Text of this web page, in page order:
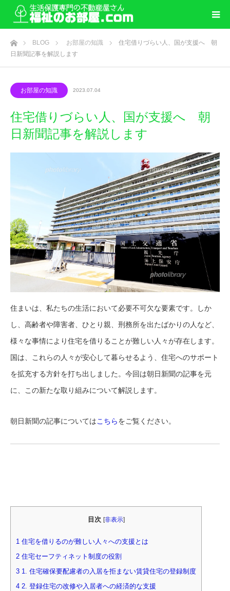
ホームBLOG お部屋の知識
住宅借りづらい人、国が支援へ 朝
日新聞記事を解説します
お部屋の知識 2023.07.04
住宅借りづらい人、国が支援へ 朝
日新聞記事を解説します
住まいは、私たちの生活において必要不可欠な要素です。しか
し、高齢者や障害者、ひとり親、刑務所を出たばかりの人など、
様々な事情により住宅を借りることが難しい人々が存在します。
国は、これらの人々が安心して暮らせるよう、住宅へのサポート
を拡充する方針を打ち出しました。今回は朝日新聞の記事を元
に、この新たな取り組みについて解説します。
朝日新聞の記事についてはこちらをご覧ください。
目次 [非表示]
1 住宅を借りるのが難しい人々への支援とは
2 住宅セーフティネット制度の役割
3 1. 住宅確保要配慮者の入居を拒まない賃貸住宅の登録制度
4 2. 登録住宅の改修や入居者への経済的な支援